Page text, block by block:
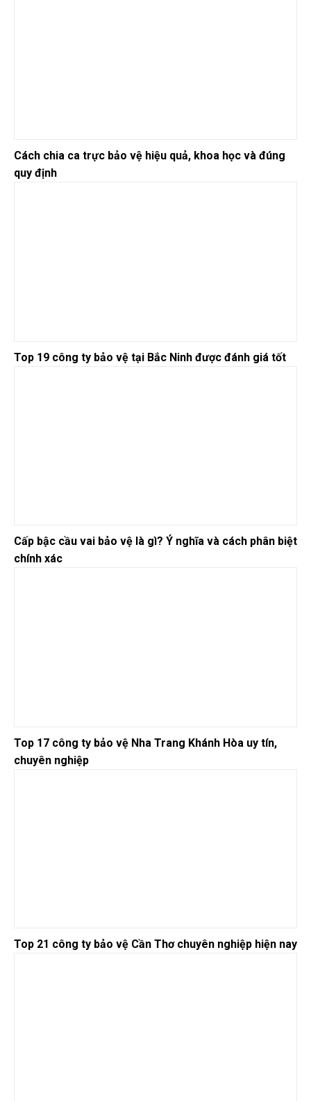
Cách chia ca trực bảo vệ hiệu quả, khoa học và đúng
quy định
Top 19 công ty bảo vệ tại Bắc Ninh được đánh giá tốt
Cấp bậc cầu vai bảo vệ là gì? Ý nghĩa và cách phân biệt
chính xác
Top 17 công ty bảo vệ Nha Trang Khánh Hòa uy tín,
chuyên nghiệp
Top 21 công ty bảo vệ Cần Thơ chuyên nghiệp hiện nay